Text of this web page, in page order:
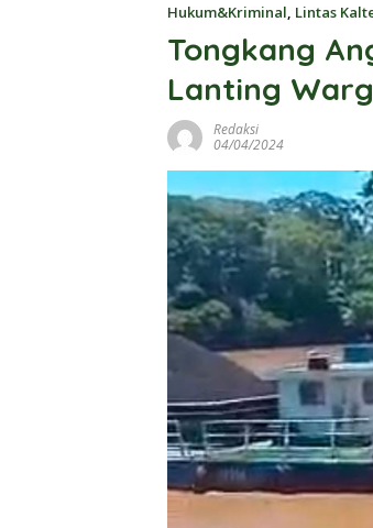
Hukum&Kriminal, Lintas
Tongkang
Lanting
Redaksi
04/04/2024